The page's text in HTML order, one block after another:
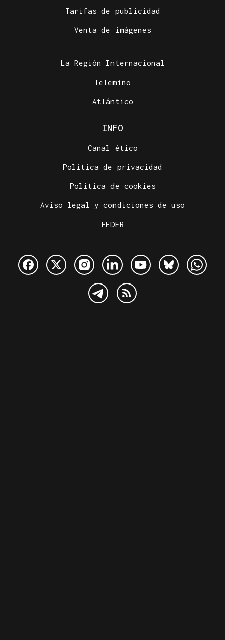
Tarifas de publicidad
Venta de imágenes
La Región Internacional
Telemiño
Atlántico
INFO
Canal ético
Política de privacidad
Política de cookies
Aviso legal y condiciones de uso
FEDER